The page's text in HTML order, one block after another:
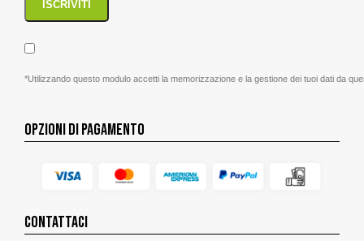
*Utilizzando questo modulo accetti la memorizzazione e la gestione dei tuoi dati da
OPZIONI DI PAGAMENTO
CONTATTACI